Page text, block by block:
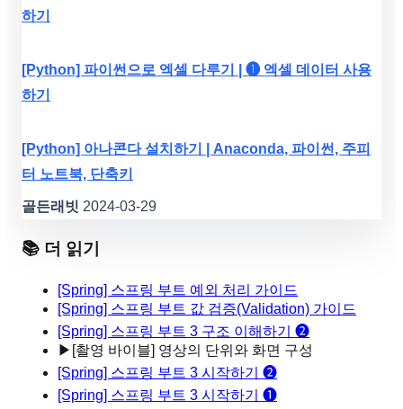
하기
[Python] 파이썬으로 엑셀 다루기 | ❶ 엑셀 데이터 사용
하기
[Python] 아나콘다 설치하기 | Anaconda, 파이썬, 주피
터 노트북, 단축키
골든래빗 2024-03-29
📚 더 읽기
[Spring] 스프링 부트 예외 처리 가이드
[Spring] 스프링 부트 값 검증(Validation) 가이드
[Spring] 스프링 부트 3 구조 이해하기 ❷
▶ [촬영 바이블] 영상의 단위와 화면 구성
[Spring] 스프링 부트 3 시작하기 ❷
[Spring] 스프링 부트 3 시작하기 ❶